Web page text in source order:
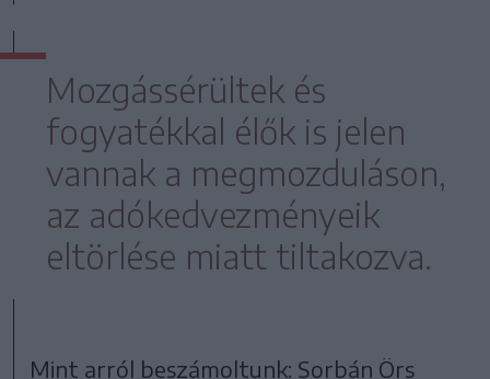
Mozgássérültek és
fogyatékkal élők is jelen
vannak a megmozduláson,
az adókedvezményeik
eltörlése miatt tiltakozva.
Mint arról beszámoltunk: Sorbán Örs